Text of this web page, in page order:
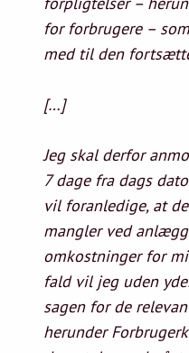
for forbrugere –
med til den
[…]
Jeg skal derfor
7 dage fra dags
vil foranledige, at
mangler ved
omkostninger for
fald vil jeg uden
sagen for de
herunder